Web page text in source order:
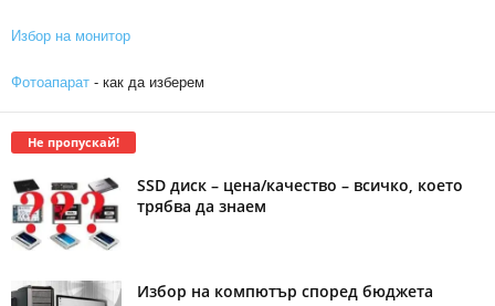
Избор на монитор
Фотоапарат - как да изберем
Не пропускай!
SSD диск – цена/качество – всичко, което
трябва да знаем
Избор на компютър според бюджета